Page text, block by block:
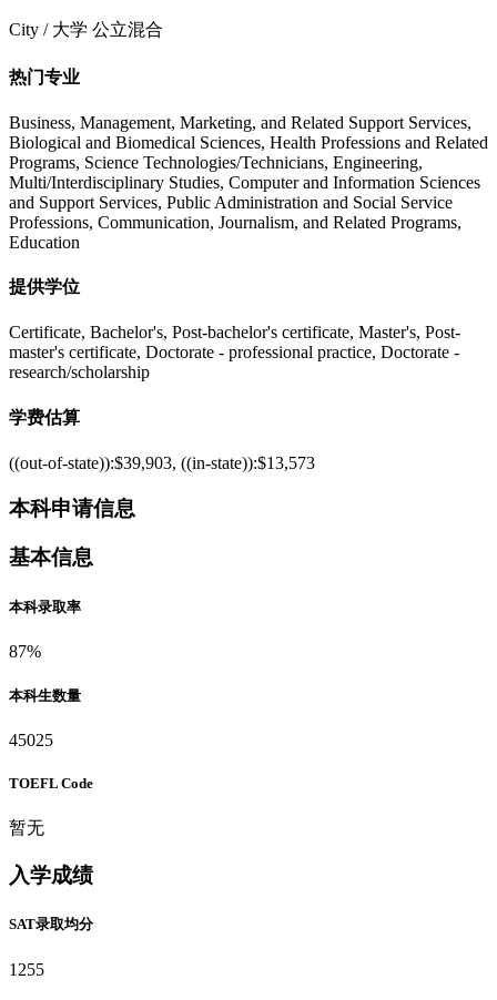
City / 大学 公立混合
热门专业
Business, Management, Marketing, and Related Support Services,
Biological and Biomedical Sciences, Health Professions and Related
Programs, Science Technologies/Technicians, Engineering,
Multi/Interdisciplinary Studies, Computer and Information Sciences
and Support Services, Public Administration and Social Service
Professions, Communication, Journalism, and Related Programs,
Education
提供学位
Certificate, Bachelor's, Post-bachelor's certificate, Master's, Post-
master's certificate, Doctorate - professional practice, Doctorate -
research/scholarship
学费估算
((out-of-state)):$39,903, ((in-state)):$13,573
本科申请信息
基本信息
本科录取率
87%
本科生数量
45025
TOEFL Code
暂无
入学成绩
SAT录取均分
1255